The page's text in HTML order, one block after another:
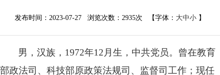
发布时间：2023-07-27 浏览次数： 2935次 【字体： 大中小 】
男，汉族， 1972年12 月生，中共党员。曾在教育
部政法司、科技部原政策法规司、监督司 工作；现任